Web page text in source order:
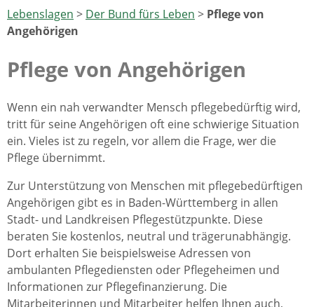
Lebenslagen > Der Bund fürs Leben > Pflege von
Angehörigen
Pflege von Angehörigen
Wenn ein nah verwandter Mensch pflegebedürftig wird,
tritt für seine Angehörigen oft eine schwierige Situation
ein. Vieles ist zu regeln, vor allem die Frage, wer die
Pflege übernimmt.
Zur Unterstützung von Menschen mit pflegebedürftigen
Angehörigen gibt es in Baden-Württemberg in allen
Stadt- und Landkreisen Pflegestützpunkte. Diese
beraten Sie kostenlos, neutral und trägerunabhängig.
Dort erhalten Sie beispielsweise Adressen von
ambulanten Pflegediensten oder Pflegeheimen und
Informationen zur Pflegefinanzierung. Die
Mitarbeiterinnen und Mitarbeiter helfen Ihnen auch,